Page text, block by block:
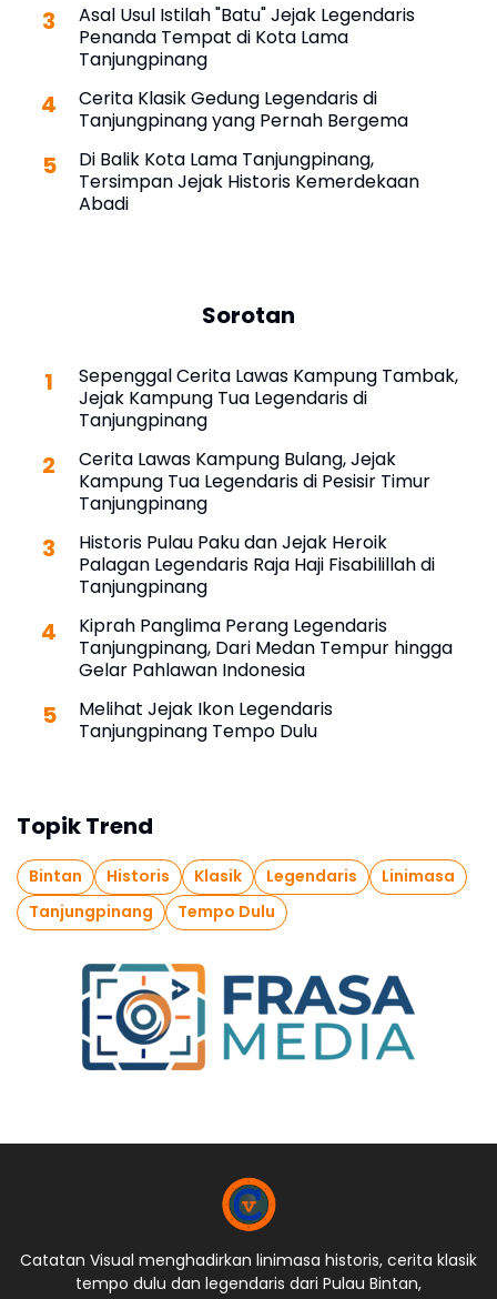
Asal Usul Istilah "Batu" Jejak Legendaris
Penanda Tempat di Kota Lama
Tanjungpinang
Cerita Klasik Gedung Legendaris di
Tanjungpinang yang Pernah Bergema
Di Balik Kota Lama Tanjungpinang,
Tersimpan Jejak Historis Kemerdekaan
Abadi
Sorotan
Sepenggal Cerita Lawas Kampung Tambak,
Jejak Kampung Tua Legendaris di
Tanjungpinang
Cerita Lawas Kampung Bulang, Jejak
Kampung Tua Legendaris di Pesisir Timur
Tanjungpinang
Historis Pulau Paku dan Jejak Heroik
Palagan Legendaris Raja Haji Fisabilillah di
Tanjungpinang
Kiprah Panglima Perang Legendaris
Tanjungpinang, Dari Medan Tempur hingga
Gelar Pahlawan Indonesia
Melihat Jejak Ikon Legendaris
Tanjungpinang Tempo Dulu
Topik Trend
Bintan Historis Klasik Legendaris
Linimasa
Tanjungpinang
Tempo Dulu
Catatan Visual menghadirkan linimasa historis, cerita klasik
tempo dulu dan legendaris dari Pulau Bintan,